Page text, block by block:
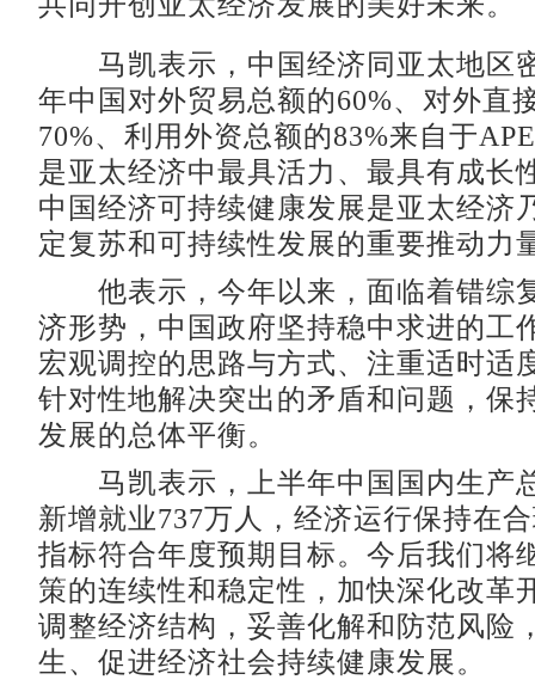
马凯表示，中国经济同亚太地区
年中国对外贸易总额的60%、对外直
70%、利用外资总额的83%来自于
是亚太经济中最具活力、最具有成长
中国经济可持续健康发展是亚太经济
定复苏和可持续性发展的重要推动力
他表示，今年以来，面临着错综
济形势，中国政府坚持稳中求进的工
宏观调控的思路与方式、注重适时适
针对性地解决突出的矛盾和问题，保
发展的总体平衡。
马凯表示，上半年中国国内生产
新增就业737万人，经济运行保持在
指标符合年度预期目标。今后我们将
策的连续性和稳定性，加快深化改革
调整经济结构，妥善化解和防范风险
生、促进经济社会持续健康发展。